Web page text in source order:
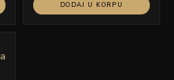
DODAJ U KORPU